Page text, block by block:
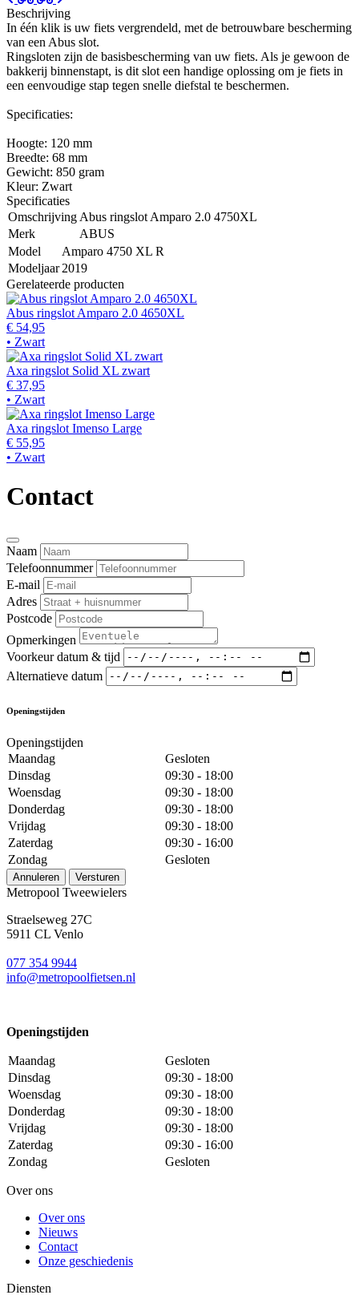
Beschrijving
In één klik is uw fiets vergrendeld, met de betrouwbare bescherming
van een Abus slot.
Ringsloten zijn de basisbescherming van uw fiets. Als je gewoon de
bakkerij binnenstapt, is dit slot een handige oplossing om je fiets in
een eenvoudige stap tegen snelle diefstal te beschermen.
Specificaties:
Hoogte: 120 mm
Breedte: 68 mm
Gewicht: 850 gram
Kleur: Zwart
Specificaties
Omschrijving Abus ringslot Amparo 2.0 4750XL
Merk
ABUS
Model
Amparo 4750 XL R
Modeljaar 2019
Gerelateerde producten
Abus ringslot Amparo 2.0 4650XL
€ 54,95
• Zwart
Axa ringslot Solid XL zwart
€ 37,95
• Zwart
Axa ringslot Imenso Large
€ 55,95
• Zwart
Contact
Naam
Telefoonnummer
E-mail
Adres
Postcode
Opmerkingen
Voorkeur datum & tijd
Alternatieve datum
Openingstijden
Openingstijden
Maandag
Gesloten
Dinsdag
09:30 - 18:00
Woensdag
09:30 - 18:00
Donderdag
09:30 - 18:00
Vrijdag
09:30 - 18:00
Zaterdag
09:30 - 16:00
Zondag
Gesloten
Annuleren Versturen
Metropool Tweewielers
Straelseweg 27C
5911 CL Venlo
077 354 9944
info@metropoolfietsen.nl
Openingstijden
Maandag
Gesloten
Dinsdag
09:30 - 18:00
Woensdag
09:30 - 18:00
Donderdag
09:30 - 18:00
Vrijdag
09:30 - 18:00
Zaterdag
09:30 - 16:00
Zondag
Gesloten
Over ons
Over ons
Nieuws
Contact
Onze geschiedenis
Diensten